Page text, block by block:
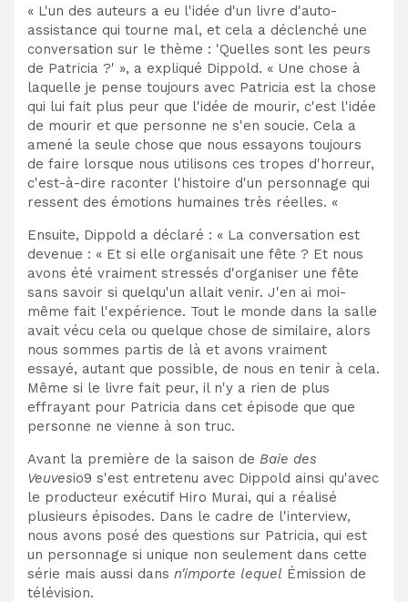
« L'un des auteurs a eu l'idée d'un livre d'auto-
assistance qui tourne mal, et cela a déclenché une
conversation sur le thème : 'Quelles sont les peurs
de Patricia ?' », a expliqué Dippold. « Une chose à
laquelle je pense toujours avec Patricia est la chose
qui lui fait plus peur que l'idée de mourir, c'est l'idée
de mourir et que personne ne s'en soucie. Cela a
amené la seule chose que nous essayons toujours
de faire lorsque nous utilisons ces tropes d'horreur,
c'est-à-dire raconter l'histoire d'un personnage qui
ressent des émotions humaines très réelles. «
Ensuite, Dippold a déclaré : « La conversation est
devenue : « Et si elle organisait une fête ? Et nous
avons été vraiment stressés d'organiser une fête
sans savoir si quelqu'un allait venir. J'en ai moi-
même fait l'expérience. Tout le monde dans la salle
avait vécu cela ou quelque chose de similaire, alors
nous sommes partis de là et avons vraiment
essayé, autant que possible, de nous en tenir à cela.
Même si le livre fait peur, il n'y a rien de plus
effrayant pour Patricia dans cet épisode que que
personne ne vienne à son truc.
Avant la première de la saison de Baie des
Veuvesio9 s'est entretenu avec Dippold ainsi qu'avec
le producteur exécutif Hiro Murai, qui a réalisé
plusieurs épisodes. Dans le cadre de l'interview,
nous avons posé des questions sur Patricia, qui est
un personnage si unique non seulement dans cette
série mais aussi dans n'importe lequel Émission de
télévision.